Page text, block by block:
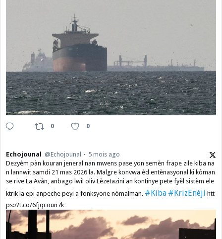
0 0
Echojounal @Echojounal
5 mois ago
Dezyèm pàn kouran jeneral nan mwens pase yon semèn frape zile kiba na
n lannwit samdi 21 mas 2026 la. Malgre konvwa èd entènasyonal ki kòman
se rive La Avàn, anbago lwil oliv Lèzetazini an kontinye pete fyèl sistèm ele
ktrik la epi anpeche peyi a fonksyone nòmalman. #Kiba #KrizEnèji htt
ps://t.co/6fjqcoun7k